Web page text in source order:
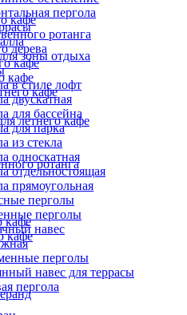
пергола
зоны отдыха
в стиле лофт
двускатная
для бассейна
для парка
из стекла
односкатная
отдельностоящая
прямоугольная
перголы
перголы
навес
перголы
навес для террасы
пергола
кафе
ротанга
дерева
кафе
кафе
кафе
летнего кафе
ротанга
кафе
кафе